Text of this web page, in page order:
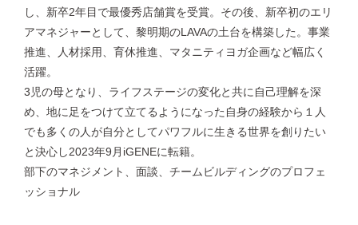
し、新卒2年目で最優秀店舗賞を受賞。その後、新卒初のエリ
アマネジャーとして、黎明期のLAVAの土台を構築した。事業
推進、人材採用、育休推進、マタニティヨガ企画など幅広く
活躍。
3児の母となり、ライフステージの変化と共に自己理解を深
め、地に足をつけて立てるようになった自身の経験から１人
でも多くの人が自分としてパワフルに生きる世界を創りたい
と決心し2023年9月iGENEに転籍。
部下のマネジメント、面談、チームビルディングのプロフェ
ッショナル